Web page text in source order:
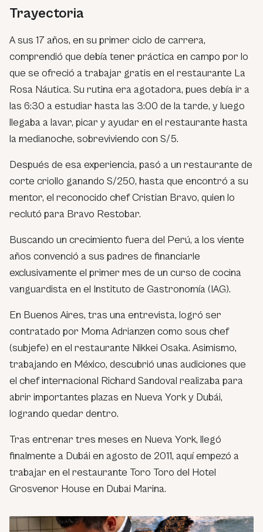
Trayectoria
A sus 17 años, en su primer ciclo de carrera,
comprendió que debía tener práctica en campo por lo
que se ofreció a trabajar gratis en el restaurante La
Rosa Náutica. Su rutina era agotadora, pues debía ir a
las 6:30 a estudiar hasta las 3:00 de la tarde, y luego
llegaba a lavar, picar y ayudar en el restaurante hasta
la medianoche, sobreviviendo con S/5.
Después de esa experiencia, pasó a un restaurante de
corte criollo ganando S/250, hasta que encontró a su
mentor, el reconocido chef Cristian Bravo, quien lo
reclutó para Bravo Restobar.
Buscando un crecimiento fuera del Perú, a los viente
años convenció a sus padres de financiarle
exclusivamente el primer mes de un curso de cocina
vanguardista en el Instituto de Gastronomía (IAG).
En Buenos Aires, tras una entrevista, logró ser
contratado por Moma Adrianzen como sous chef
(subjefe) en el restaurante Nikkei Osaka. Asimismo,
trabajando en México, descubrió unas audiciones que
el chef internacional Richard Sandoval realizaba para
abrir importantes plazas en Nueva York y Dubái,
logrando quedar dentro.
Tras entrenar tres meses en Nueva York, llegó
finalmente a Dubái en agosto de 2011, aquí empezó a
trabajar en el restaurante Toro Toro del Hotel
Grosvenor House en Dubai Marina.